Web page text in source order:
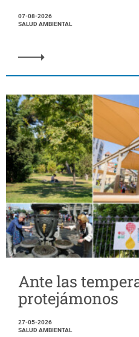
07-08-2026
SALUD AMBIENTAL
Ante las
protejámonos
27-05-2026
SALUD AMBIENTAL